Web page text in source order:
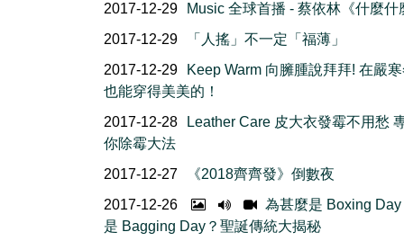
2017-12-29
Music 全球首播 - 蔡依林《什麼什
2017-12-29
「人搖」不一定「福薄」
2017-12-29
Keep Warm 向臃腫說拜拜! 在嚴
也能穿得美美的！
2017-12-28
Leather Care 皮大衣發霉不用愁
你除霉大法
2017-12-27
《2018齊齊發》倒數夜
2017-12-26
為甚麼是 Boxing Day
是 Bagging Day？聖誕傳統大揭秘